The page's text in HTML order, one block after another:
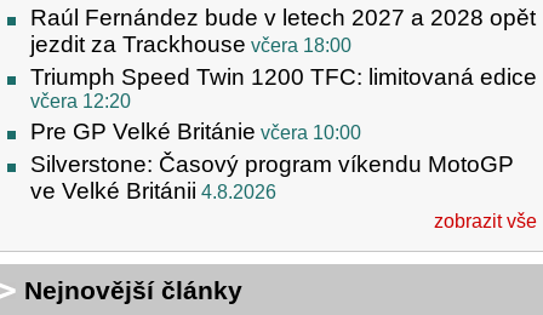
Raúl Fernández bude v letech 2027 a 2028 opět
jezdit za Trackhouse včera 18:00
Triumph Speed Twin 1200 TFC: limitovaná edice
včera 12:20
Pre GP Velké Británie včera 10:00
Silverstone: Časový program víkendu MotoGP
ve Velké Británii 4.8.2026
zobrazit vše
Nejnovější články